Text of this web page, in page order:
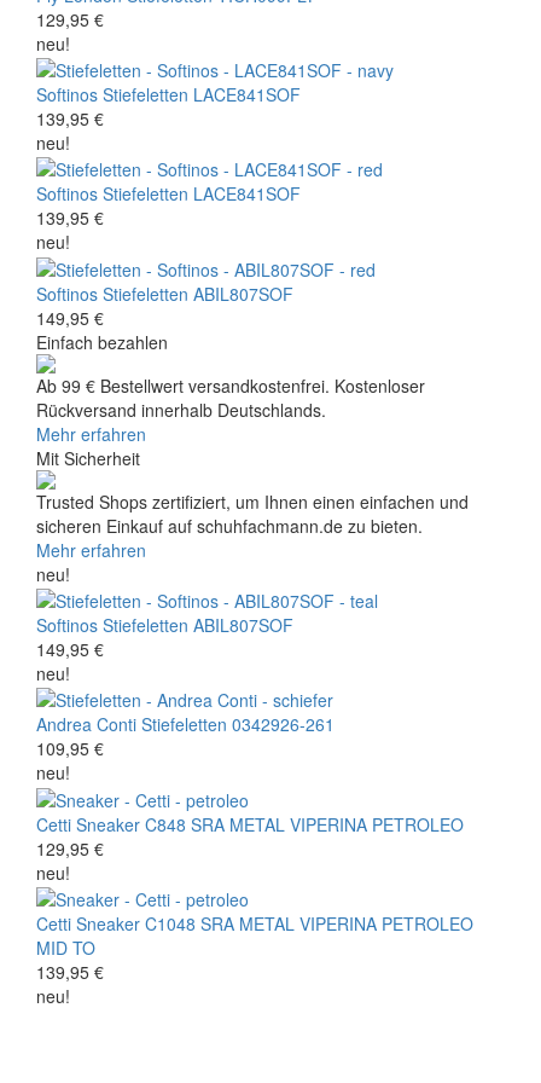
129,95 €
neu!
Softinos Stiefeletten LACE841SOF
139,95 €
neu!
Softinos Stiefeletten LACE841SOF
139,95 €
neu!
Softinos Stiefeletten ABIL807SOF
149,95 €
Einfach bezahlen
Ab 99 € Bestellwert versandkostenfrei. Kostenloser
Rückversand innerhalb Deutschlands.
Mehr erfahren
Mit Sicherheit
Trusted Shops zertifiziert, um Ihnen einen einfachen und
sicheren Einkauf auf schuhfachmann.de zu bieten.
Mehr erfahren
neu!
Softinos Stiefeletten ABIL807SOF
149,95 €
neu!
Andrea Conti Stiefeletten 0342926-261
109,95 €
neu!
Cetti Sneaker C848 SRA METAL VIPERINA PETROLEO
129,95 €
neu!
Cetti Sneaker C1048 SRA METAL VIPERINA PETROLEO
MID TO
139,95 €
neu!